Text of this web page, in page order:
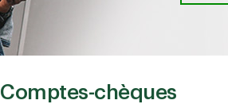
Comptes-chèques